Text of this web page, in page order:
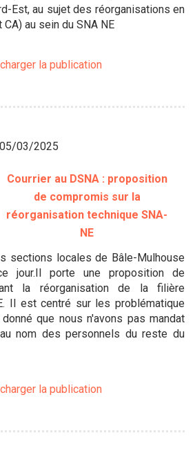
Est, au sujet des réorganisations en
au sein du SNA NE
la publication
05/03/2025
Courrier au DSNA : proposition
de compromis sur la
réorganisation technique SNA-
NE
sections locales de Bâle-Mulhouse
jour.Il porte une proposition de
la réorganisation de la filière
Il est centré sur les problématique
que nous n'avons pas mandat
nom des personnels du reste du
la publication